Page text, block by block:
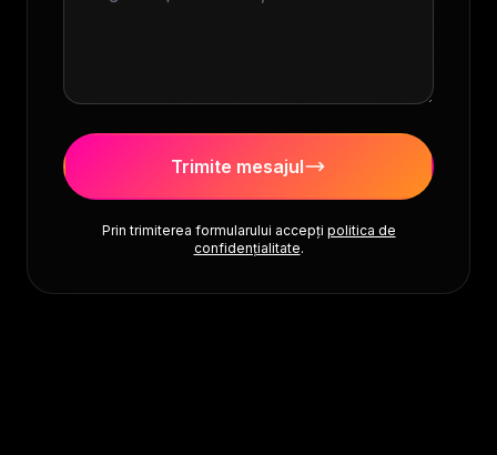
Trimite mesajul
Prin trimiterea formularului accepți politica de
confidențialitate.